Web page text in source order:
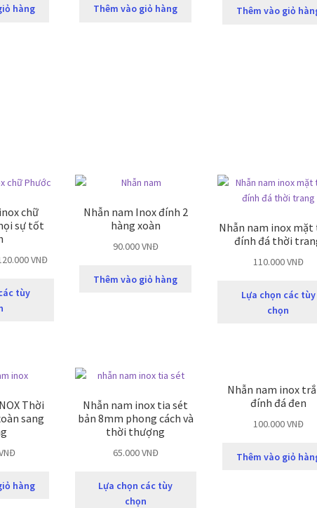
hàng Thêm vào giỏ hàng Thêm vào giỏ
chữ
sự tốt
VNĐ
tùy
Nhẫn nam Inox đính 2
hàng xoàn
90.000VNĐ
Thêm vào giỏ hàng
Nhẫn nam inox
đính đá thời
110.000VNĐ
Lựa chọn các tùy
chọn
Thời
sang
hàng
Nhẫn nam inox tia sét
bản 8mm phong cách và
thời thượng
65.000VNĐ
Lựa chọn các tùy
chọn
Nhẫn nam inox
đính đá đen
100.000VNĐ
Thêm vào giỏ